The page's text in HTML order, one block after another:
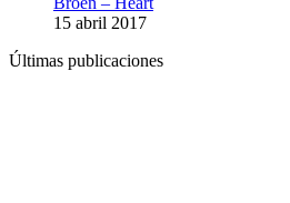
15 abril 2017
Últimas publicaciones